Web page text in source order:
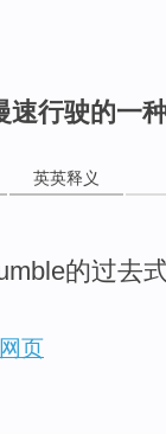
速行驶的一
英英释义
的过去
页